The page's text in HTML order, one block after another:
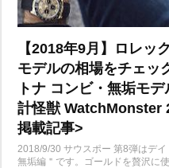
【2018年9月】ロレッ
モデルの相場をチェッ
トナ コンビ・無垢モ
計怪獣 WatchMonster
掲載記事>
2018/9/30 サウスポー 第8弾はデイ
無垢編＂です。ゴールドを贅沢に